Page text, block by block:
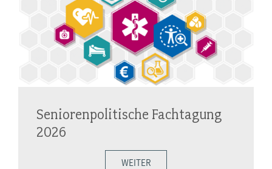
Seniorenpolitische Fachtagung
2026
WEITER